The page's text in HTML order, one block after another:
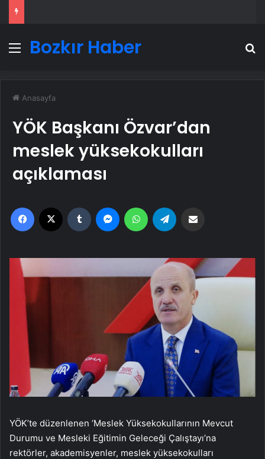
Menü
Bozkır Haber
Anasayfa
YÖK Başkanı Özvar’dan
meslek yüksekokulları
açıklaması
Facebook Tumblr MessengerWhatsApp
YÖK’te düzenlenen ‘Meslek Yüksekokullarının Mevcut
Durumu ve Mesleki Eğitimin Geleceği Çalıştayı’na
rektörler, akademisyenler, meslek yüksekokulları